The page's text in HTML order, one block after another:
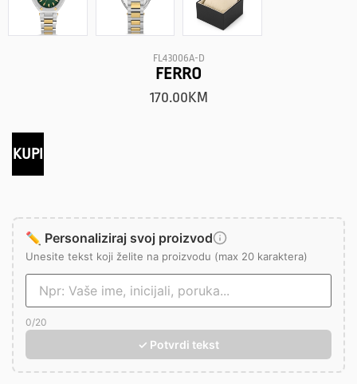
FL43006A-D
FERRO
170.00KM
KUPI
✏️ Personaliziraj svoj proizvod
Unesite tekst koji želite na proizvodu (max 20 karaktera)
0/20
✓ Potvrdi tekst